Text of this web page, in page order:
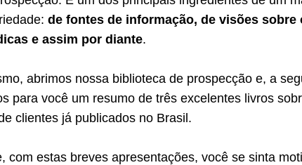
de fontes de informação, de visões sobre
e assim por diante.
abrimos nossa biblioteca de prospecção e, a
para você um resumo de três excelentes livros
clientes já publicados no Brasil.
com estas breves apresentações, você se sinta